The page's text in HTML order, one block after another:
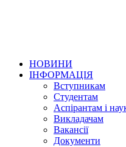
НОВИНИ
ІНФОРМАЦІЯ
Вступникам
Студентам
Аспірантам і
Викладачам
Вакансії
Документи